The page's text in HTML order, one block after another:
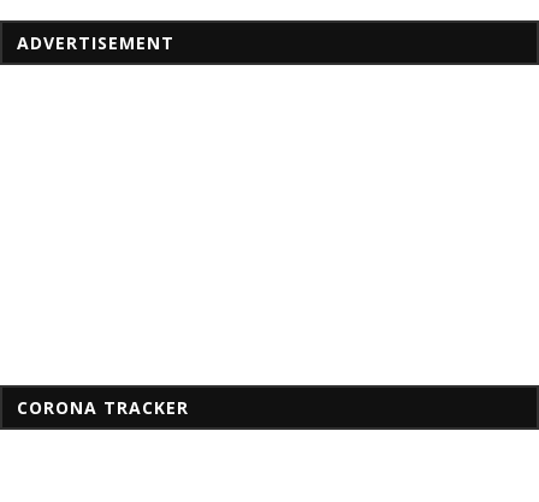
ADVERTISEMENT
CORONA TRACKER